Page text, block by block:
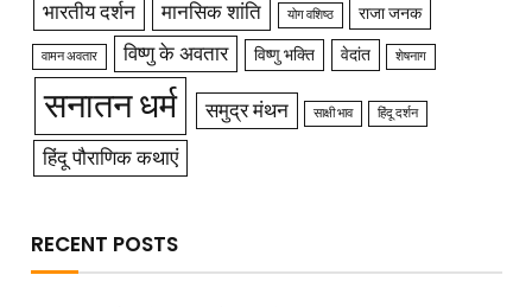
भारतीय दर्शन मानसिक शांति योग वशिष्ठ राजा जनक
वामन अवतार विष्णु के अवतार विष्णु भक्ति वेदांत शेषनाग
सनातन धर्म समुद्र मंथन साक्षी भाव हिंदू दर्शन
हिंदू पौराणिक कथाएं
RECENT POSTS